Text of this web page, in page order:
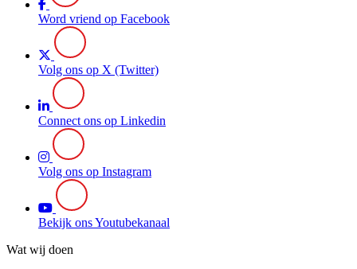
Word vriend op Facebook
Volg ons op X (Twitter)
Connect ons op Linkedin
Volg ons op Instagram
Bekijk ons Youtubekanaal
Wat wij doen